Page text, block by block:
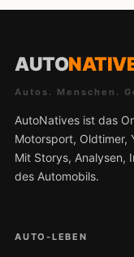
AUTO
Autos. Menschen.
AutoNatives ist das
Motorsport, Oldtimer,
Mit Storys, Analysen,
des Automobils.
AUTO-LEBEN